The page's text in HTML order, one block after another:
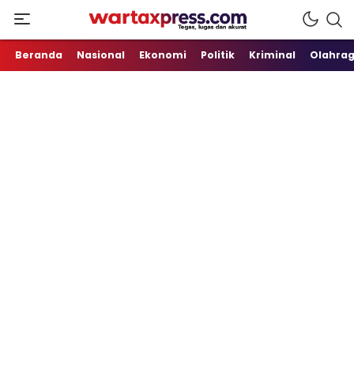
WartaXpress
Tegas, Lugas dan Akurat
Beranda Nasional Ekonomi Politik Kriminal